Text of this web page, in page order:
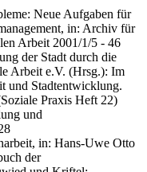
Neue Aufgaben für
in: Archiv für
Arbeit 2001/1/5 - 46
der Stadt durch die
Arbeit e.V. (Hrsg.): Im
und Stadtentwicklung.
Praxis Heft 22)
und
in: Hans-Uwe Otto
der